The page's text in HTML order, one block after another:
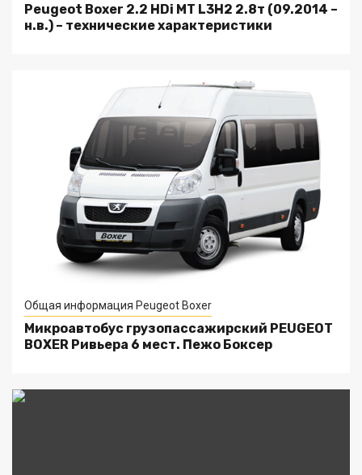
Peugeot Boxer 2.2 HDi MT L3H2 2.8т (09.2014 –
н.в.) – технические характеристики
Общая информация Peugeot Boxer
Микроавтобус грузопассажирский PEUGEOT
BOXER Ривьера 6 мест. Пежо Боксер